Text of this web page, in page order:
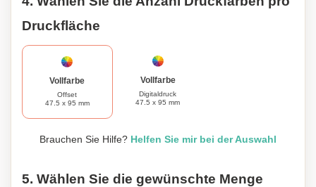
Druckfläche
Vollfarbe
Offset
47.5 x 95 mm
Vollfarbe
Digitaldruck
47.5 x 95 mm
Brauchen Sie Hilfe? Helfen Sie mir bei der Auswahl
5. Wählen Sie die gewünschte Menge